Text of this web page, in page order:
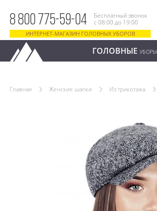
8 800 775-59-04
Бесплатный звонок
с 08:00 до 19:00
ИНТЕРНЕТ-МАГАЗИН ГОЛОВНЫХ УБОРОВ
ГОЛОВНЫЕ УБОРЫ
Главная Женские шапки Из трикотажа